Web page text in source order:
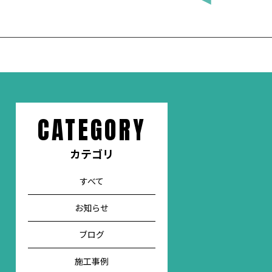
CATEGORY
カテゴリ
すべて
お知らせ
ブログ
施工事例